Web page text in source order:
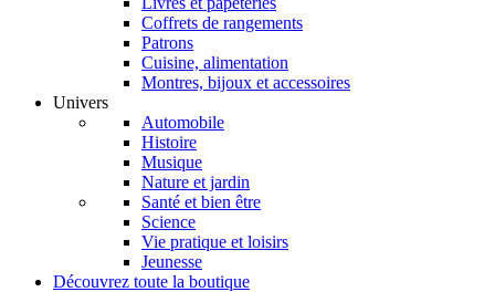
Coffrets de rangements
Patrons
Cuisine, alimentation
Montres, bijoux et accessoires
Univers
Automobile
Histoire
Musique
Nature et jardin
Santé et bien être
Science
Vie pratique et loisirs
Jeunesse
Découvrez toute la boutique